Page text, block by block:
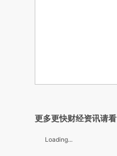
更多更快财经资讯请看
Loading...